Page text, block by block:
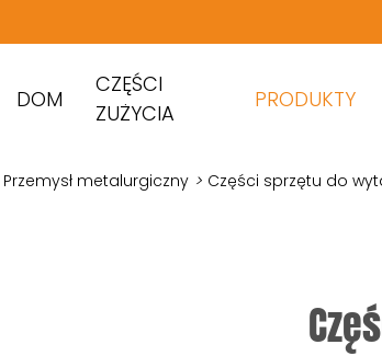
DOM
CZĘŚCI
ZUŻYCIA
PRODUKTY
Przemysł metalurgiczny > Części sprzętu do